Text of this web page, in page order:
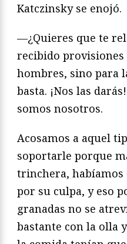
Katczinsky se enojó.
—¿Quieres que te
recibido provisiones
hombres, sino para
basta. ¡Nos las
somos nosotros.
Acosamos a aquel
soportarle porque
trinchera,
por su culpa, y eso
granadas no se
bastante con la olla